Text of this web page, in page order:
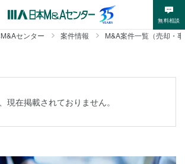
無料相談
センター 案件情報 M&A案件一覧（売却・
現在掲載されておりません。